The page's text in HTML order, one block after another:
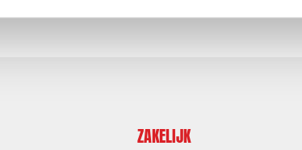
ZAKELIJK